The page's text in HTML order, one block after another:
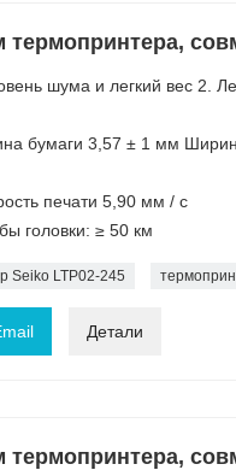
термопринтера,
шума и легкий вес 2.
бумаги 3,57 ± 1 мм
печати 5,90 мм / с
головки: ≥ 50 км
Seiko LTP02-245
Детали
термопринтера,